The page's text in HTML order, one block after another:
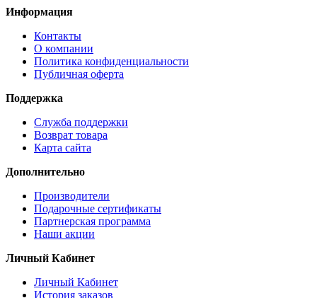
Информация
Контакты
О компании
Политика конфиденциальности
Публичная оферта
Поддержка
Служба поддержки
Возврат товара
Карта сайта
Дополнительно
Производители
Подарочные сертификаты
Партнерская программа
Наши акции
Личный Кабинет
Личный Кабинет
История заказов